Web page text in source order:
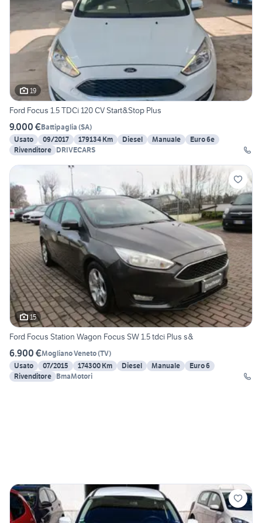
19
Ford Focus 1.5 TDCi 120 CV Start&Stop Plus
9.000 €Battipaglia (SA)
Usato
09/2017 179134 Km Diesel Manuale
Euro 6e
Rivenditore DRIVECARS
15
Ford Focus Station Wagon Focus SW 1.5 tdci Plus s&
6.900 €Mogliano Veneto(TV)
Usato
07/2015 174300 Km Diesel Manuale
Euro 6
Rivenditore BmaMotori